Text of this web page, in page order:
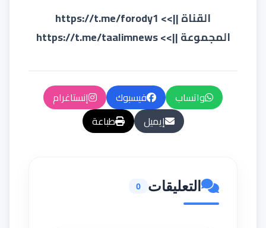
القناة ||>> https://t.me/forody1
المجموعة ||>>https://t.me/taalimnews
واتساب فيسبوك
إنستاغرام
إيميل
طباعة
التعليقات 0